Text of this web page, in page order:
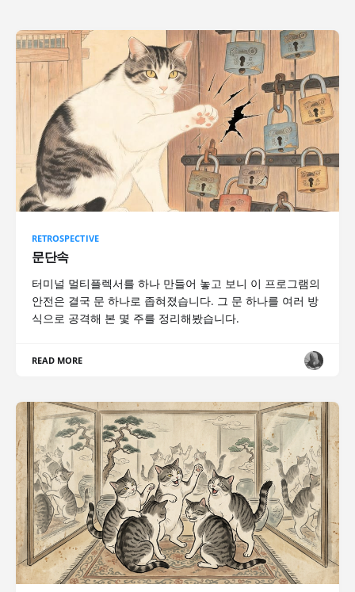
RETROSPECTIVE
문단속
터미널 멀티플렉서를 하나 만들어 놓고 보니 이 프로그램의
안전은 결국 문 하나로 좁혀졌습니다. 그 문 하나를 여러 방
식으로 공격해 본 몇 주를 정리해봤습니다.
READ MORE